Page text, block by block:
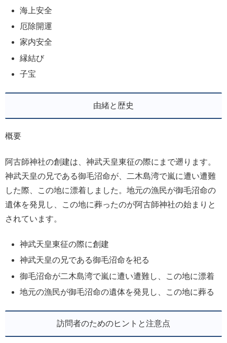
海上安全
厄除開運
家内安全
縁結び
子宝
由緒と歴史
概要
阿古師神社の創建は、神武天皇東征の際にまで遡ります。
神武天皇の兄である御毛沼命が、二木島湾で嵐に遭い遭難
した際、この地に漂着しました。地元の漁民が御毛沼命の
遺体を発見し、この地に葬ったのが阿古師神社の始まりと
されています。
神武天皇東征の際に創建
神武天皇の兄である御毛沼命を祀る
御毛沼命が二木島湾で嵐に遭い遭難し、この地に漂着
地元の漁民が御毛沼命の遺体を発見し、この地に葬る
訪問者のためのヒントと注意点